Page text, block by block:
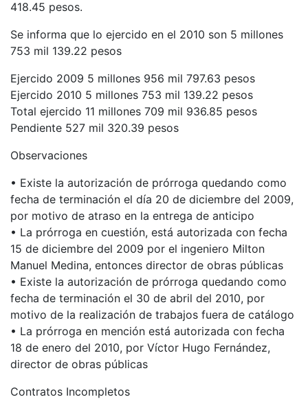
418.45 pesos.
Se informa que lo ejercido en el 2010 son 5 millones
753 mil 139.22 pesos
Ejercido 2009 5 millones 956 mil 797.63 pesos
Ejercido 2010 5 millones 753 mil 139.22 pesos
Total ejercido 11 millones 709 mil 936.85 pesos
Pendiente 527 mil 320.39 pesos
Observaciones
• Existe la autorización de prórroga quedando como
fecha de terminación el día 20 de diciembre del 2009,
por motivo de atraso en la entrega de anticipo
• La prórroga en cuestión, está autorizada con fecha
15 de diciembre del 2009 por el ingeniero Milton
Manuel Medina, entonces director de obras públicas
• Existe la autorización de prórroga quedando como
fecha de terminación el 30 de abril del 2010, por
motivo de la realización de trabajos fuera de catálogo
• La prórroga en mención está autorizada con fecha
18 de enero del 2010, por Víctor Hugo Fernández,
director de obras públicas
Contratos Incompletos